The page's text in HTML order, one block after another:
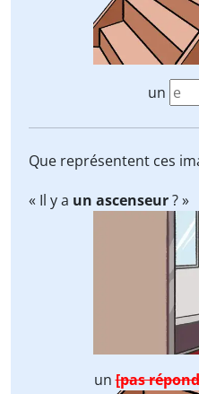
un
Que représentent ces
« Il y a un ascenseur? »
un[pas